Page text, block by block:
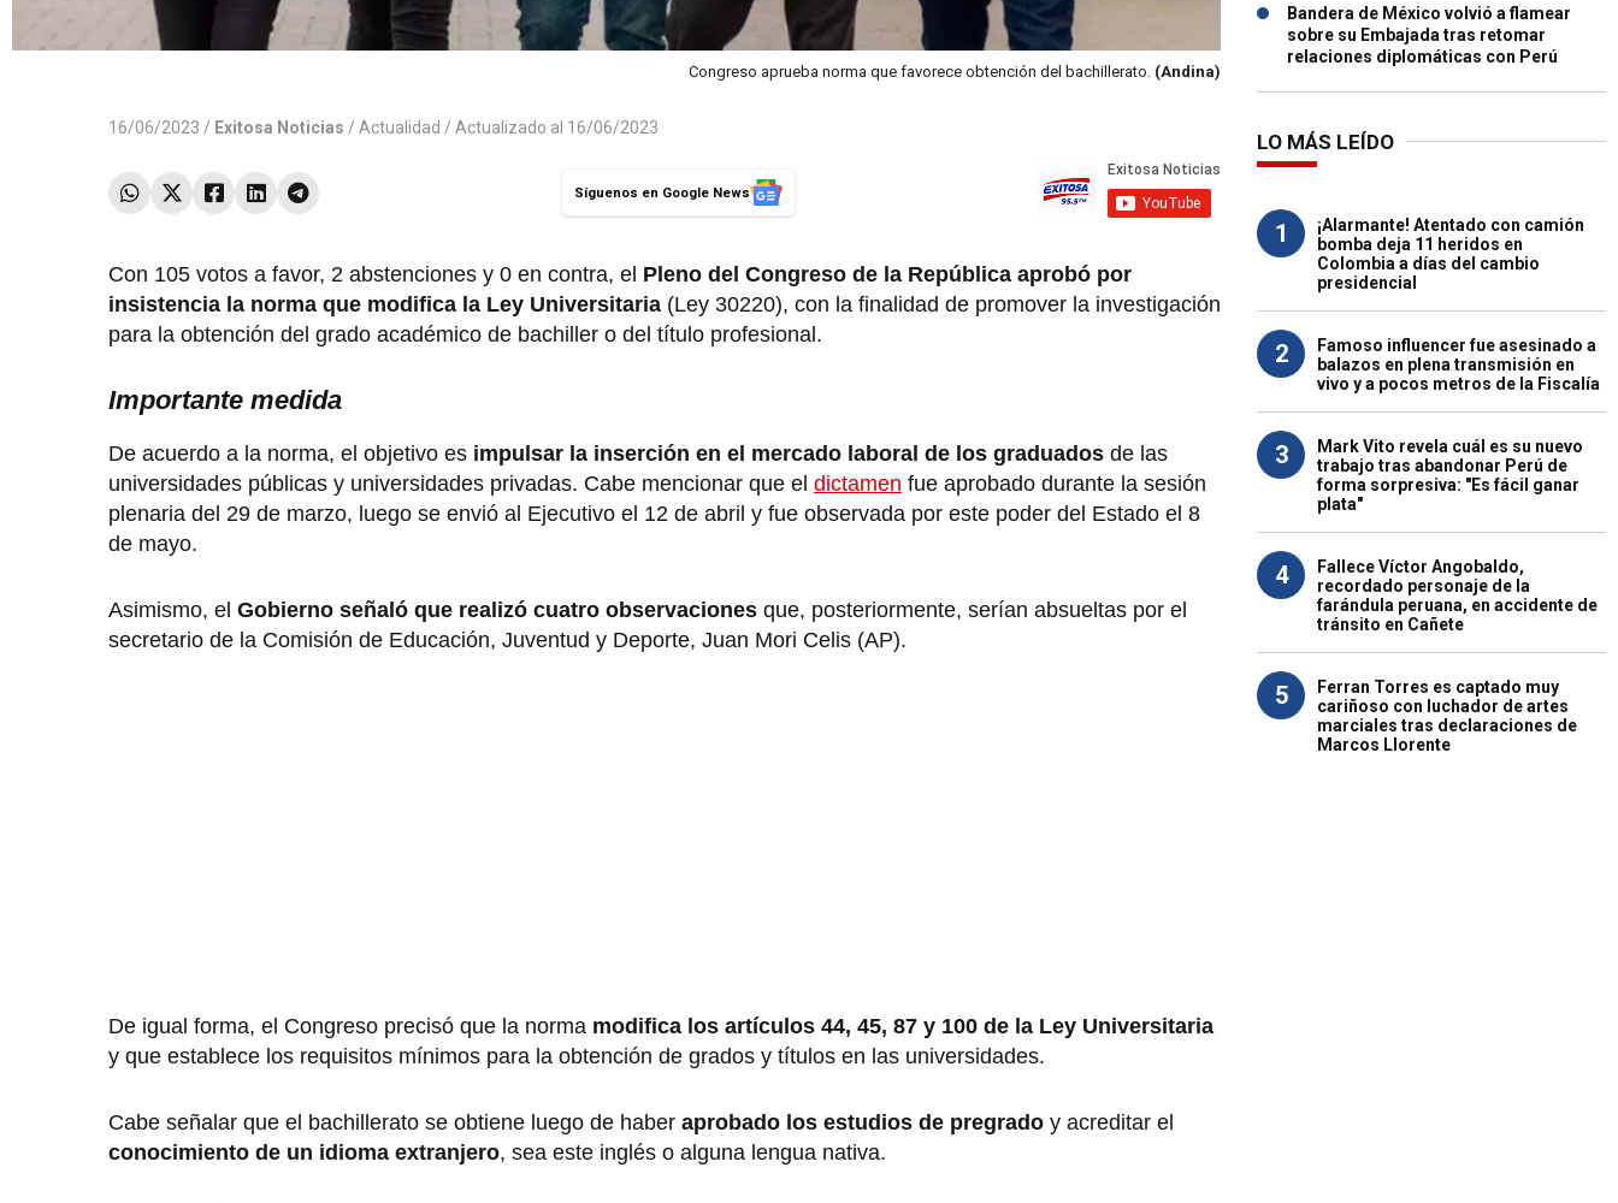
Congreso aprueba norma que favorece obtención del bachillerato. (Andina)
16/06/2023 / Exitosa Noticias / Actualidad / Actualizado al 16/06/2023
Síguenos en Google News
Con 105 votos a favor, 2 abstenciones y 0 en contra, el Pleno del Congreso de la República aprobó por
insistencia la norma que modifica la Ley Universitaria (Ley 30220), con la finalidad de promover la investigación
para la obtención del grado académico de bachiller o del título profesional.
Importante medida
De acuerdo a la norma, el objetivo es impulsar la inserción en el mercado laboral de los graduados de las
universidades públicas y universidades privadas. Cabe mencionar que el dictamen fue aprobado durante la sesión
plenaria del 29 de marzo, luego se envió al Ejecutivo el 12 de abril y fue observada por este poder del Estado el 8
de mayo.
Asimismo, el Gobierno señaló que realizó cuatro observaciones que, posteriormente, serían absueltas por el
secretario de la Comisión de Educación, Juventud y Deporte, Juan Mori Celis (AP).
De igual forma, el Congreso precisó que la norma modifica los artículos 44, 45, 87 y 100 de la Ley Universitaria
y que establece los requisitos mínimos para la obtención de grados y títulos en las universidades.
Cabe señalar que el bachillerato se obtiene luego de haber aprobado los estudios de pregrado y acreditar el
conocimiento de un idioma extranjero, sea este inglés o alguna lengua nativa.
Bandera de México volvió a flamear
sobre su Embajada tras retomar
relaciones diplomáticas con Perú
LO MÁS LEÍDO
1
¡Alarmante! Atentado con camión
bomba deja 11 heridos en
Colombia a días del cambio
presidencial
2
Famoso influencer fue asesinado a
balazos en plena transmisión en
vivo y a pocos metros de la Fiscalía
3
Mark Vito revela cuál es su nuevo
trabajo tras abandonar Perú de
forma sorpresiva: "Es fácil ganar
plata"
4
Fallece Víctor Angobaldo,
recordado personaje de la
farándula peruana, en accidente de
tránsito en Cañete
5
Ferran Torres es captado muy
cariñoso con luchador de artes
marciales tras declaraciones de
Marcos Llorente